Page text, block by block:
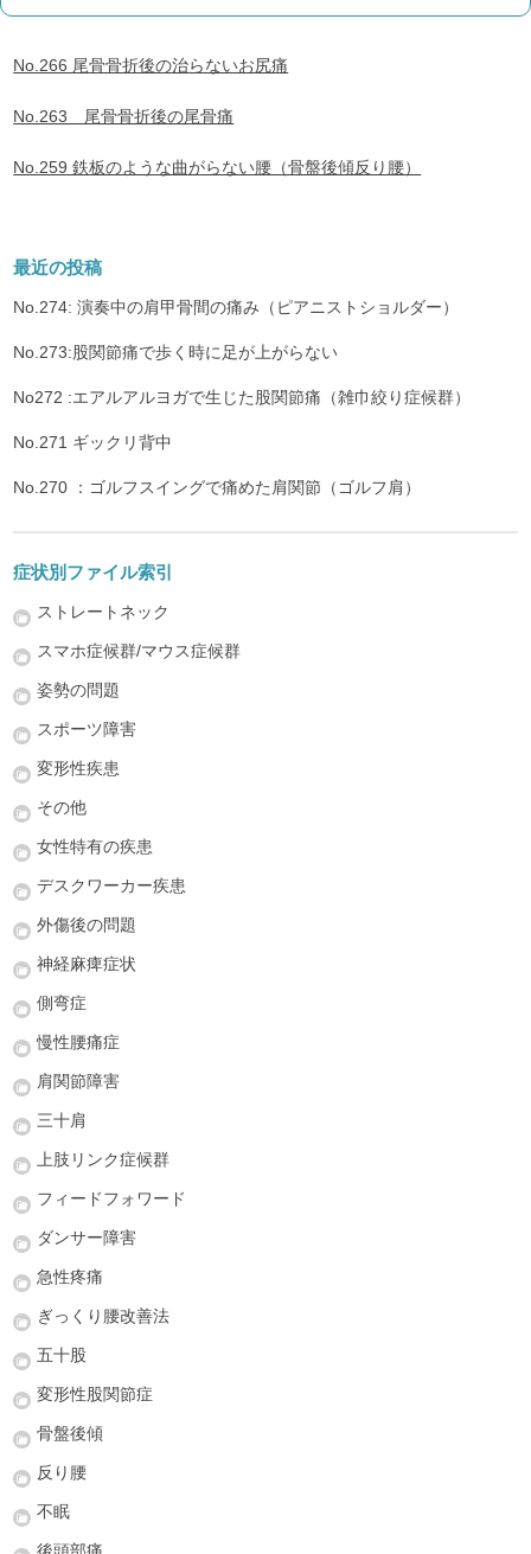
No.266 尾骨骨折後の治らないお尻痛
No.263 尾骨骨折後の尾骨痛
No.259 鉄板のような曲がらない腰（骨盤後傾反り腰）
最近の投稿
No.274: 演奏中の肩甲骨間の痛み（ピアニストショルダー）
No.273:股関節痛で歩く時に足が上がらない
No272 :エアルアルヨガで生じた股関節痛（雑巾絞り症候群）
No.271 ギックリ背中
No.270 ：ゴルフスイングで痛めた肩関節（ゴルフ肩）
症状別ファイル索引
ストレートネック
スマホ症候群/マウス症候群
姿勢の問題
スポーツ障害
変形性疾患
その他
女性特有の疾患
デスクワーカー疾患
外傷後の問題
神経麻痺症状
側弯症
慢性腰痛症
肩関節障害
三十肩
上肢リンク症候群
フィードフォワード
ダンサー障害
急性疼痛
ぎっくり腰改善法
五十股
変形性股関節症
骨盤後傾
反り腰
不眠
後頭部痛